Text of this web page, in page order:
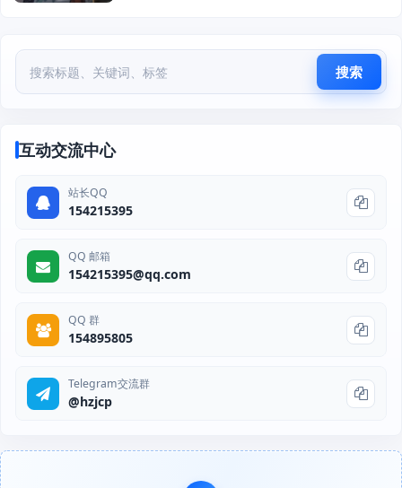
搜索
互动交流中心
站长QQ
154215395
QQ 邮箱
154215395@qq.com
QQ 群
154895805
Telegram交流群
@hzjcp